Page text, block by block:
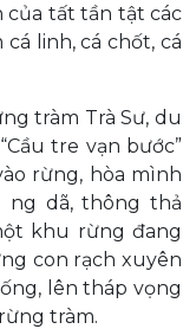
của tất tần tật các
linh, cá chốt, cá
tràm Trà Sư, du
tre vạn bước”
rừng, hòa mình
ng dã, thông thả
khu rừng đang
con rạch xuyên
lên tháp vọng
tràm.